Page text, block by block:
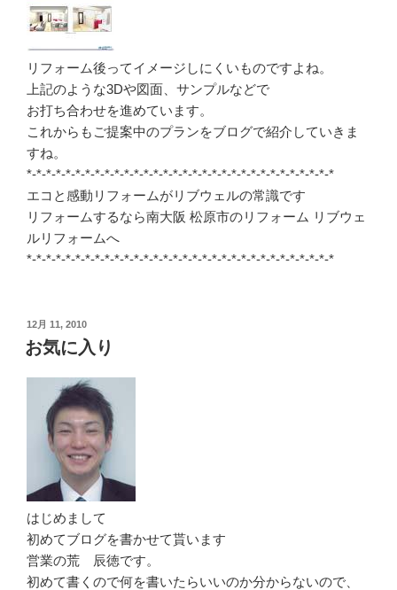
リフォーム後ってイメージしにくいものですよね。
上記のような3Dや図面、サンプルなどで
お打ち合わせを進めています。
これからもご提案中のプランをブログで紹介していきま
すね。
*-*-*-*-*-*-*-*-*-*-*-*-*-*-*-*-*-*-*-*-*-*-*-*-*-*-*-*-*-*-*-*
エコと感動リフォームがリブウェルの常識です
リフォームするなら南大阪 松原市のリフォーム リブウェ
ルリフォームへ
*-*-*-*-*-*-*-*-*-*-*-*-*-*-*-*-*-*-*-*-*-*-*-*-*-*-*-*-*-*-*-*
投
稿
日:
12月 11, 2010
お気に入り
はじめまして
初めてブログを書かせて貰います
営業の荒 辰徳です。
初めて書くので何を書いたらいいのか分からないので、